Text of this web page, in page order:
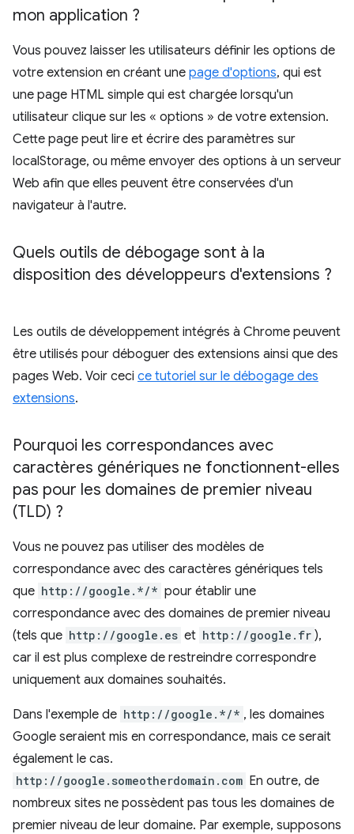
mon application ?
Vous pouvez laisser les utilisateurs définir les options de
votre extension en créant une page d'options, qui est
une page HTML simple qui est chargée lorsqu'un
utilisateur clique sur les « options » de votre extension.
Cette page peut lire et écrire des paramètres sur
localStorage, ou même envoyer des options à un serveur
Web afin que elles peuvent être conservées d'un
navigateur à l'autre.
Quels outils de débogage sont à la
disposition des développeurs d'extensions ?
Les outils de développement intégrés à Chrome peuvent
être utilisés pour déboguer des extensions ainsi que des
pages Web. Voir ceci ce tutoriel sur le débogage des
extensions.
Pourquoi les correspondances avec
caractères génériques ne fonctionnent-elles
pas pour les domaines de premier niveau
(TLD) ?
Vous ne pouvez pas utiliser des modèles de
correspondance avec des caractères génériques tels
que http://google.*/* pour établir une
correspondance avec des domaines de premier niveau
(tels que http://google.es et http://google.fr ),
car il est plus complexe de restreindre correspondre
uniquement aux domaines souhaités.
Dans l'exemple de http://google.*/* , les domaines
Google seraient mis en correspondance, mais ce serait
également le cas.
http://google.someotherdomain.com En outre, de
nombreux sites ne possèdent pas tous les domaines de
premier niveau de leur domaine. Par exemple, supposons